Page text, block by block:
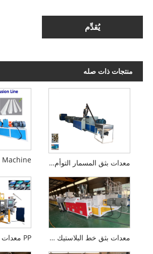
يُقدِّم
منتجات ذات صله
معدات بثق المسمار التوأم المخروطي
معدات بثق خط البلاستيك الحجري PVC